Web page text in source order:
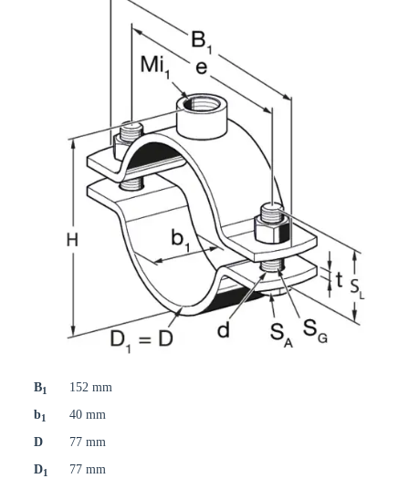
B1
152 mm
b1
40 mm
D
77 mm
D1
77 mm